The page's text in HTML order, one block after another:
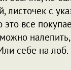
листочек с
это все
себе на